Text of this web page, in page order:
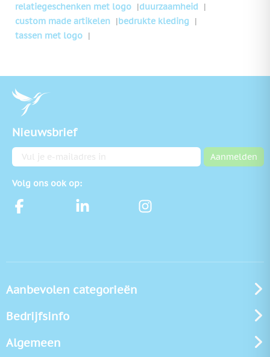
relatiegeschenken met logo
duurzaamheid
custom made artikelen
bedrukte kleding
tassen met logo
Nieuwsbrief
E-mailadres Aanmelden
Volg ons ook op:
Aanbevolen categorieën
Bedrijfsinfo
Algemeen